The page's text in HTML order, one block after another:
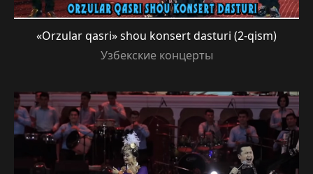
«Orzular qasri» shou konsert dasturi (2-qism)
Узбекские концерты